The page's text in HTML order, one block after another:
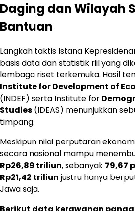
Daging dan Wilayah
Bantuan
Langkah taktis Istana
basis data dan statistik riil yang
lembaga riset terkemuka. Hasil
Institute for Development of
(INDEF) serta Institute for
Studies (IDEAS) menunjukkan
timpang.
Meskipun nilai perputaran
secara nasional mampu
Rp26,89 triliun, sebanyak 79,67
Rp21,42 triliun justru hanya
Jawa saja.